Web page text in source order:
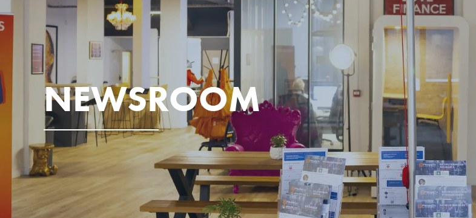
NEWSROOM